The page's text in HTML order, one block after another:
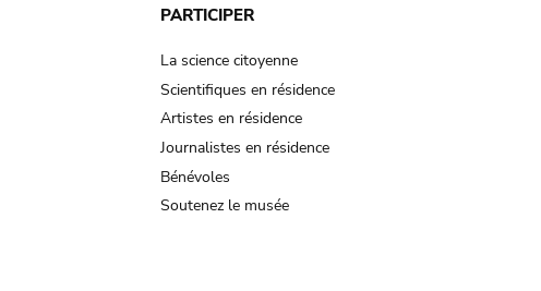
PARTICIPER
La science citoyenne
Scientifiques en résidence
Artistes en résidence
Journalistes en résidence
Bénévoles
Soutenez le musée